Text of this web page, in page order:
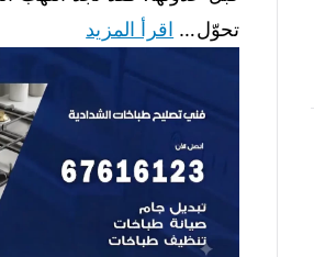
تحوّل… اقرأ المزيد